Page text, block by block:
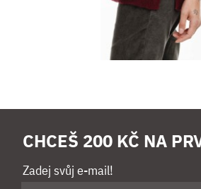
CHCEŠ 200 KČ NA
Zadej svůj e-mail!